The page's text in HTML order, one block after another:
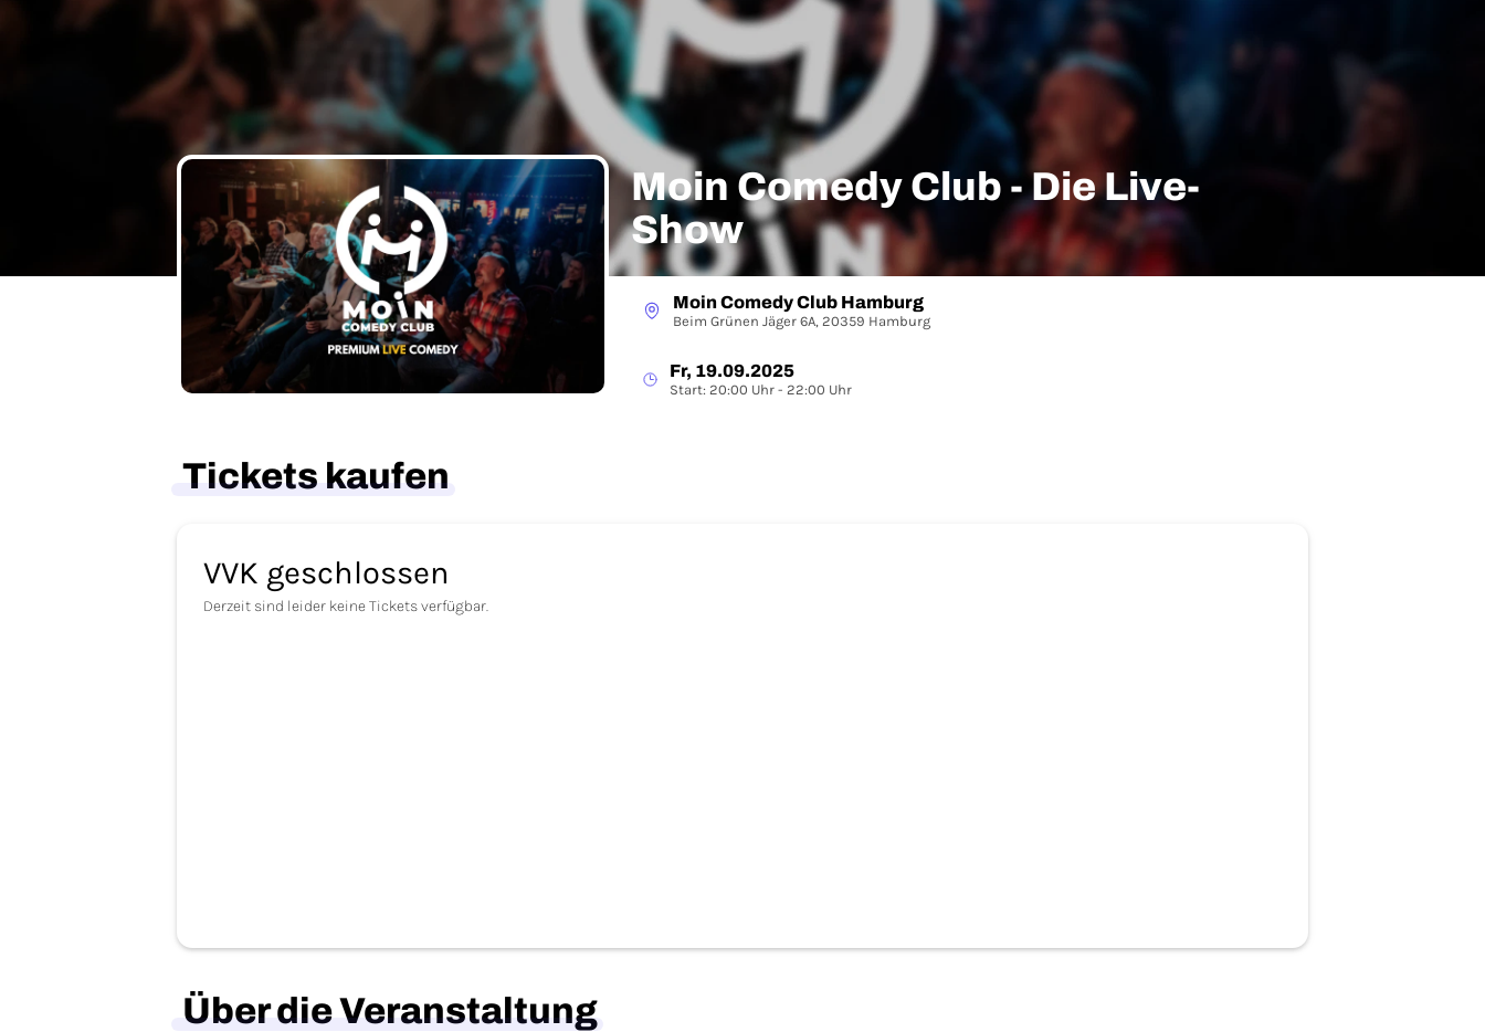
Moin Comedy Club - Die Live-
Show
Moin Comedy Club Hamburg
Beim Grünen Jäger 6A, 20359 Hamburg
Fr, 19.09.2025
Start: 20:00 Uhr - 22:00 Uhr
Tickets kaufen
VVK geschlossen
Derzeit sind leider keine Tickets verfügbar.
Über die Veranstaltung